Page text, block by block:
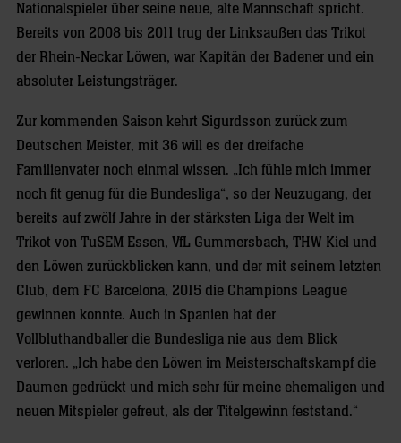
Nationalspieler über seine neue, alte Mannschaft spricht.
Bereits von 2008 bis 2011 trug der Linksaußen das Trikot
der Rhein-Neckar Löwen, war Kapitän der Badener und ein
absoluter Leistungsträger.
Zur kommenden Saison kehrt Sigurdsson zurück zum
Deutschen Meister, mit 36 will es der dreifache
Familienvater noch einmal wissen. „Ich fühle mich immer
noch fit genug für die Bundesliga“, so der Neuzugang, der
bereits auf zwölf Jahre in der stärksten Liga der Welt im
Trikot von TuSEM Essen, VfL Gummersbach, THW Kiel und
den Löwen zurückblicken kann, und der mit seinem letzten
Club, dem FC Barcelona, 2015 die Champions League
gewinnen konnte. Auch in Spanien hat der
Vollbluthandballer die Bundesliga nie aus dem Blick
verloren. „Ich habe den Löwen im Meisterschaftskampf die
Daumen gedrückt und mich sehr für meine ehemaligen und
neuen Mitspieler gefreut, als der Titelgewinn feststand.“